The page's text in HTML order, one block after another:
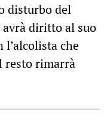
disturbo del
diritto al suo
l’alcolista che
resto rimarrà